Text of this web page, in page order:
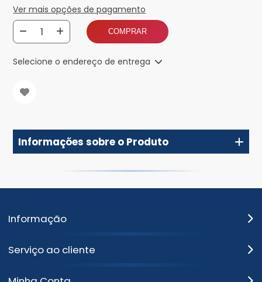
Ver mais opções de pagamento
COMPRAR
Selecione o endereço de entrega
Informações sobre o Produto
Informação
Serviço ao cliente